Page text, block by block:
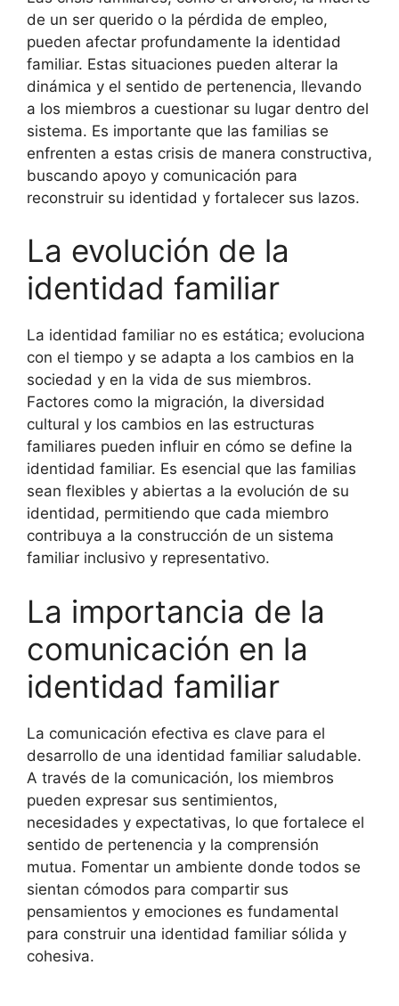
de un ser querido o la pérdida de empleo,
pueden afectar profundamente la identidad
familiar. Estas situaciones pueden alterar la
dinámica y el sentido de pertenencia, llevando
a los miembros a cuestionar su lugar dentro del
sistema. Es importante que las familias se
enfrenten a estas crisis de manera constructiva,
buscando apoyo y comunicación para
reconstruir su identidad y fortalecer sus lazos.
La evolución de la
identidad familiar
La identidad familiar no es estática; evoluciona
con el tiempo y se adapta a los cambios en la
sociedad y en la vida de sus miembros.
Factores como la migración, la diversidad
cultural y los cambios en las estructuras
familiares pueden influir en cómo se define la
identidad familiar. Es esencial que las familias
sean flexibles y abiertas a la evolución de su
identidad, permitiendo que cada miembro
contribuya a la construcción de un sistema
familiar inclusivo y representativo.
La importancia de la
comunicación en la
identidad familiar
La comunicación efectiva es clave para el
desarrollo de una identidad familiar saludable.
A través de la comunicación, los miembros
pueden expresar sus sentimientos,
necesidades y expectativas, lo que fortalece el
sentido de pertenencia y la comprensión
mutua. Fomentar un ambiente donde todos se
sientan cómodos para compartir sus
pensamientos y emociones es fundamental
para construir una identidad familiar sólida y
cohesiva.